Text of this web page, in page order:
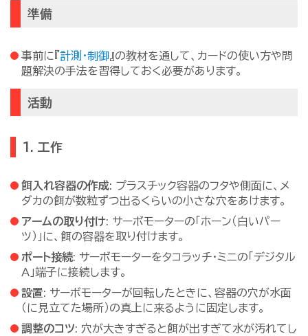
準備
事前に『計測・制御 』の教材を通して、カードの使い方や問
題解決の手法を習得しておく必要があります。
活動
1. 工作
餌入れ容器の作成: プラスチック容器のフタや側面に、メ
ダカの餌が数粒ずつ出るくらいの小さな穴をあけます。
アームの取り付け: サーボモーターの「ホーン（白いパー
ツ）」に、餌の容器を取り付けます。
ポート接続: サーボモーターをタコラッチ・ミニの「デジタル
A」端子に接続します。
設置: サーボモーターが回転したときに、容器の穴が水面
（に見立てた場所）の真上に来るように固定します。
調整のコツ: 穴が大きすぎると餌が出すぎて水が汚れてし